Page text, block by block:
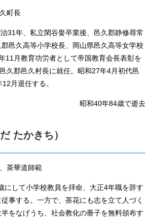
町長
31年、私立閑谷黌卒業後、邑久郡静修尋常
邑久高等小学校長、岡山県邑久高等女学校
11月教育功労者として帝国教育会長表彰を
久郡邑久村長に就任。昭和27年4月初代邑
月退任する。
昭和40年84歳で逝去
たかきち）
茶華道師範
にして小学校教員を拝命、大正4年職を辞す
事する。一方で、茶花にも志を立て人づく
をなげうち、社会教化の冊子を無料頒布す